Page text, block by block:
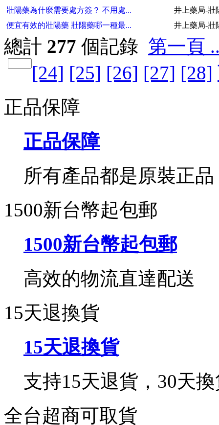
壯陽藥為什麼需要處方簽？ 不用處...
井上藥局-壯
便宜有效的壯陽藥 壯陽藥哪一種最...
井上藥局-壯
總計 277 個記錄 第一頁
[24] [25] [26] [27] [28]
正品保障
正品保障
所有產品都是原裝正品
1500新台幣起包郵
1500新台幣起包郵
高效的物流直達配送
15天退換貨
15天退換貨
支持15天退貨，30天
全台超商可取貨